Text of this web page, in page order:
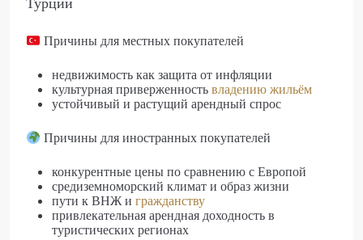
Причины для местных покупателей
недвижимость как защита от инфляции
культурная приверженностьвладению жильём
устойчивый и растущий арендный спрос
Причины для иностранных покупателей
конкурентные цены по сравнению с Европой
средиземноморский климат и образ жизни
пути к ВНЖ и гражданству
привлекательная арендная доходность в
туристических регионах